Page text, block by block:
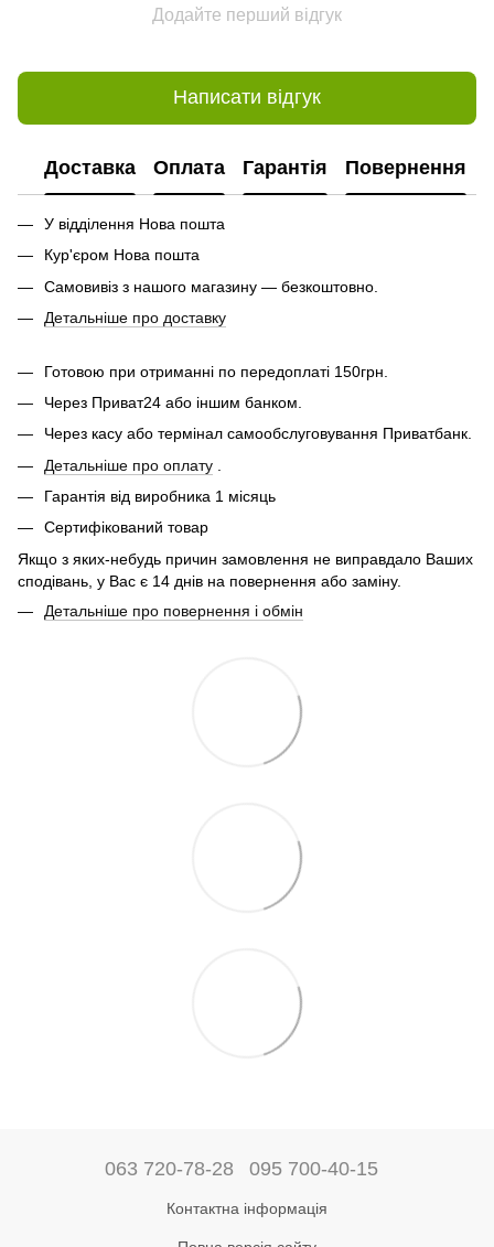
Додайте перший відгук
Написати відгук
Доставка Оплата Гарантія Повернення
У відділення Нова пошта
Кур'єром Нова пошта
Самовивіз з нашого магазину — безкоштовно.
Детальніше про доставку
Готовою при отриманні по передоплаті 150грн.
Через Приват24 або іншим банком.
Через касу або термінал самообслуговування Приватбанк.
Детальніше про оплату
Гарантія від виробника 1 місяць
Сертифікований товар
Якщо з яких-небудь причин замовлення не виправдало Ваших
сподівань, у Вас є 14 днів на повернення або заміну.
Детальніше про повернення і обмін
063 720-78-28 095 700-40-15
Контактна інформація